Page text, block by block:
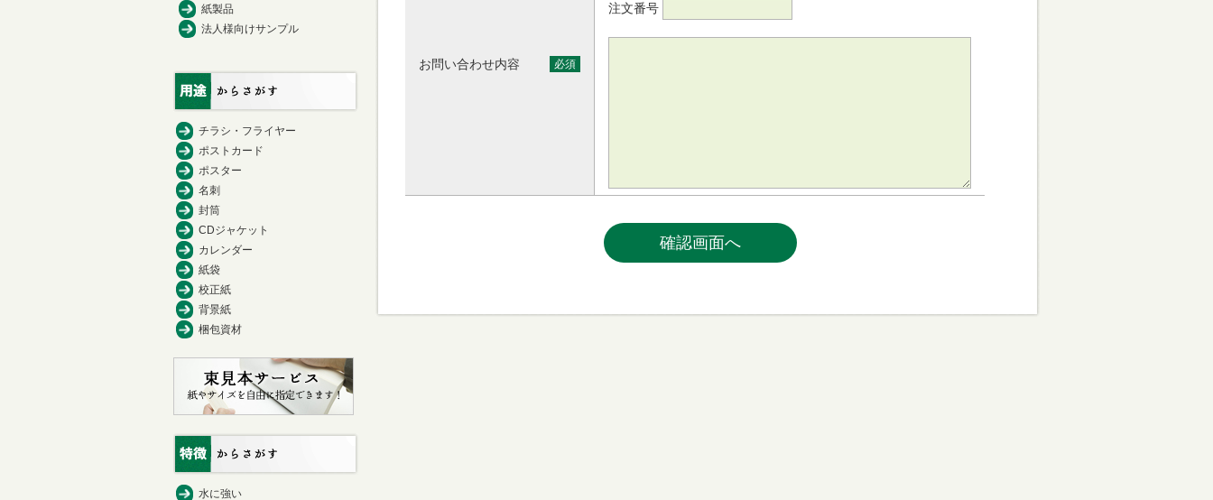
お問い合わせ内容 必須
注文番号
紙製品
法人様向けサンプル
チラシ・フライヤー
ポストカード
ポスター
名刺
封筒
CDジャケット
カレンダー
紙袋
校正紙
背景紙
梱包資材
水に強い